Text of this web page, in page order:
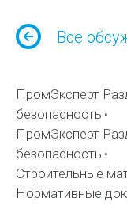
Все
ПромЭксперт
безопасность
ПромЭксперт
безопасность
Строительные
Нормативные